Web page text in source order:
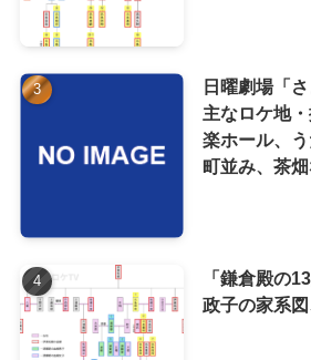
日曜劇場「
主なロケ地
楽ホール、
町並み、茶
「鎌倉殿の
政子の家系